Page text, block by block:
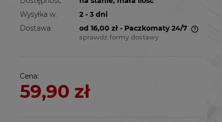
Wysyłka w:
2 - 3 dni
Dostawa:
od 16,00 zł - Paczkomaty 24/7
Cena nie zawiera ewentualnych kosztów
sprawdź formy dostawy
Cena:
59,90 zł